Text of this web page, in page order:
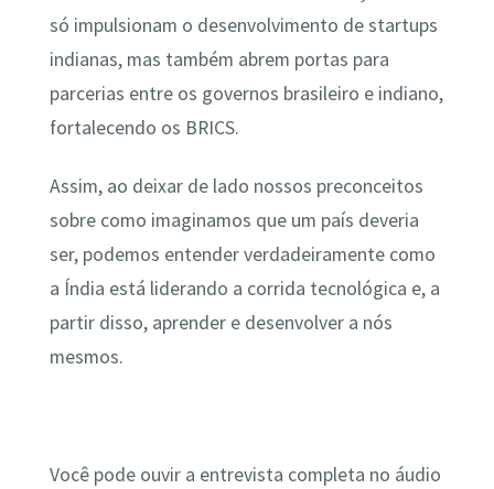
só impulsionam o desenvolvimento de startups
indianas, mas também abrem portas para
parcerias entre os governos brasileiro e indiano,
fortalecendo os BRICS.
Assim, ao deixar de lado nossos preconceitos
sobre como imaginamos que um país deveria
ser, podemos entender verdadeiramente como
a Índia está liderando a corrida tecnológica e, a
partir disso, aprender e desenvolver a nós
mesmos.
Você pode ouvir a entrevista completa no áudio